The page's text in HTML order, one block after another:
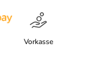
Vorkasse